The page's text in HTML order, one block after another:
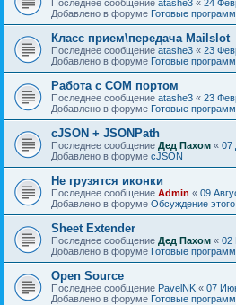
Последнее сообщение atashe3 « 24
Добавлено в форуме Готовые
Класс прием\передача Mailslot
Последнее сообщение atashe3 « 23
Добавлено в форуме Готовые
Работа с COM портом
Последнее сообщение atashe3 « 23
Добавлено в форуме Готовые
cJSON + JSONPath
Последнее сообщение Дед Пахом « 07
Добавлено в форуме cJSON
Не грузятся иконки
Последнее сообщение Admin « 09
Добавлено в форуме Обсуждение
Sheet Extender
Последнее сообщение Дед Пахом « 02
Добавлено в форуме Готовые
Open Source
Последнее сообщение PavelNK « 07
Добавлено в форуме Готовые